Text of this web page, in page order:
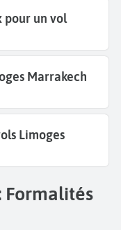
pour un vol
Marrakech
Limoges
Formalités